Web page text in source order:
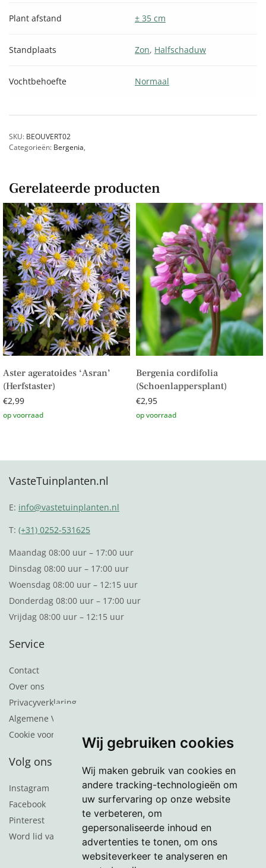
Wij gebruiken cookies
Wij maken gebruik van cookies en
andere tracking-technologieën om
uw surfervaring op onze website
te verbeteren, om
gepersonaliseerde inhoud en
advertenties te tonen, om ons
websiteverkeer te analyseren en
Plant afstand ± 35 cm
Standplaats Zon, Halfschaduw
Vochtbehoefte Normaal
SKU: BEOUVERT02
Categorieën: Bergenia,
Gerelateerde producten
Aster ageratoides ‘Asran’
(Herfstaster)
€2,99
Bergenia cordifolia
(Schoenlappersplant)
€2,95
VasteTuinplanten.nl
E: info@vastetuinplanten.nl
T:(+31) 0252-531625
Maandag 08:00 uur – 17:00 uur
Dinsdag 08:00 uur – 17:00 uur
Woensdag 08:00 uur – 12:15 uur
Donderdag 08:00 uur – 17:00 uur
Vrijdag 08:00 uur – 12:15 uur
Service
Contact
Over ons
Privacyverklaring
Algemene Voorwaarden
Cookie voorkeuren
Volg ons
Instagram
Facebook
Pinterest
Word lid van de nieuwsbrief